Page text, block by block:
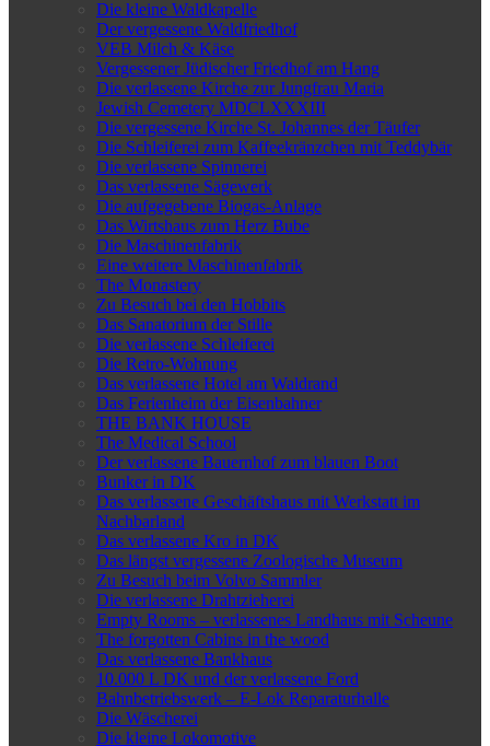
Die kleine Waldkapelle
Der vergessene Waldfriedhof
VEB Milch & Käse
Vergessener Jüdischer Friedhof am Hang
Die verlassene Kirche zur Jungfrau Maria
Jewish Cemetery MDCLXXXIII
Die vergessene Kirche St. Johannes der Täufer
Die Schleiferei zum Kaffeekränzchen mit Teddybär
Die verlassene Spinnerei
Das verlassene Sägewerk
Die aufgegebene Biogas-Anlage
Das Wirtshaus zum Herz Bube
Die Maschinenfabrik
Eine weitere Maschinenfabrik
The Monastery
Zu Besuch bei den Hobbits
Das Sanatorium der Stille
Die verlassene Schleiferei
Die Retro-Wohnung
Das verlassene Hotel am Waldrand
Das Ferienheim der Eisenbahner
THE BANK HOUSE
The Medical School
Der verlassene Bauernhof zum blauen Boot
Bunker in DK
Das verlassene Geschäftshaus mit Werkstatt im
Nachbarland
Das verlassene Kro in DK
Das längst vergessene Zoologische Museum
Zu Besuch beim Volvo Sammler
Die verlassene Drahtzieherei
Empty Rooms – verlassenes Landhaus mit Scheune
The forgotten Cabins in the wood
Das verlassene Bankhaus
10.000 L DK und der verlassene Ford
Bahnbetriebswerk – E-Lok Reparaturhalle
Die Wäscherei
Die kleine Lokomotive